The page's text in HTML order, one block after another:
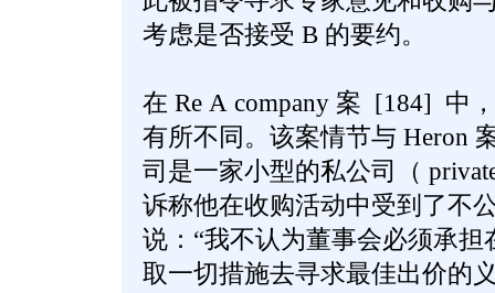
考虑是否接受 B 的要约。
在 Re A company 案 [184] 中
有所不同。该案情节与 Heron
司是一家小型的私公司（
诉称他在收购活动中受到了不
说：“我不认为董事会必须承
取一切措施去寻求最佳出价的